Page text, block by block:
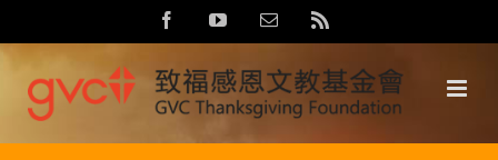
to
content
FacebookYouTubeEmail: